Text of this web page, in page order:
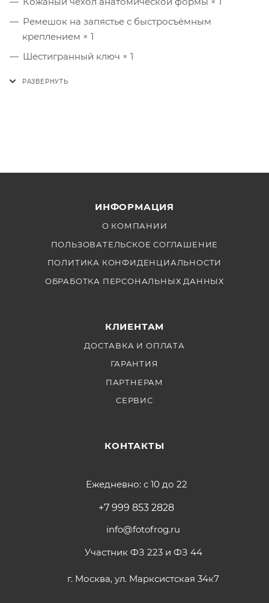
Ремешок на запястье с быстросъёмным
креплением × 1
Шестигранный ключ × 1
ИНФОРМАЦИЯ
О КОМПАНИИ
ПОЛЬЗОВАТЕЛЬСКОЕ СОГЛАШЕНИЕ
ПОЛИТИКА КОНФИДЕНЦИАЛЬНОСТИ
ОБРАБОТКА ПЕРСОНАЛЬНЫХ ДАННЫХ
КЛИЕНТАМ
ДОСТАВКА И ОПЛАТА
ГАРАНТИЯ
ПАРТНЕРАМ
СЕРВИС
КОНТАКТЫ
Ежедневно: с 10 до 22
+7 999 853 2828
info@fotofrog.ru
Участник ФЗ 223 и ФЗ 44
г. Москва, ул. Марксистская 34к7